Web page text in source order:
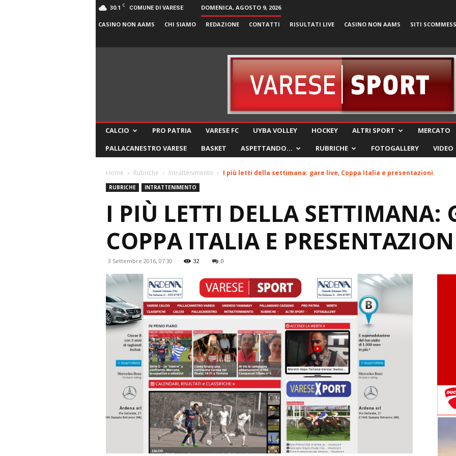
30.1 C COMUNE DI VARESE DOMENICA, AGOSTO 9, 2026
CASINO NON AAMS CHI SIAMO REDAZIONE CONTATTI RISULTATI LIVE CASINO NON AAMS SITI
CALCIO PRO PATRIA VARESE FC UYBA VOLLEY HOCKEY ALTRI SPORT
MERCATO
PALLACANESTRO VARESE
BASKET ASPETTANDO… RUBRICHE FOTOGALLERY VIDEO
Home Rubriche Intrattenimento I più letti della settimana: gare live, Coppa Italia e presentazioni
RUBRICHE INTRATTENIMENTO
I PIÙ LETTI DELLA SETTIMANA:
COPPA ITALIA E
3 Settembre 2016, 07:30 32 0